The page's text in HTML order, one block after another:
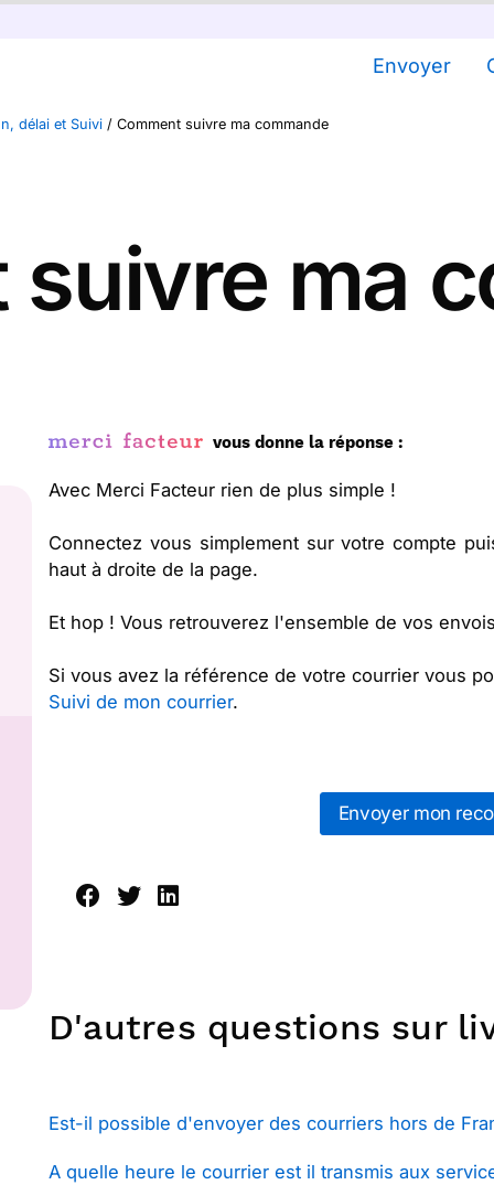
Envoyer
délai et Suivi / Comment suivre ma commande
ma
vous donne la réponse :
Avec Merci Facteur rien de plus simple !
Connectez vous simplement sur votre compte
haut à droite de la page.
Et hop ! Vous retrouverez l'ensemble de vos
Si vous avez la référence de votre courrier vous
Suivi de mon courrier.
Envoyer mon
D'autres questions sur
Est-il possible d'envoyer des courriers hors de
A quelle heure le courrier est il transmis aux